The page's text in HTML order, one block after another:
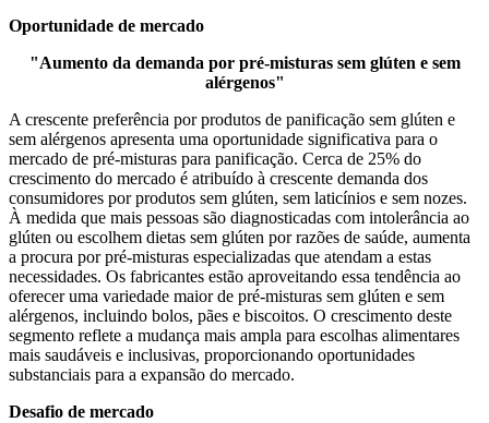
Oportunidade de mercado
"Aumento da demanda por pré-misturas sem glúten e sem
alérgenos"
A crescente preferência por produtos de panificação sem glúten e
sem alérgenos apresenta uma oportunidade significativa para o
mercado de pré-misturas para panificação. Cerca de 25% do
crescimento do mercado é atribuído à crescente demanda dos
consumidores por produtos sem glúten, sem laticínios e sem nozes.
À medida que mais pessoas são diagnosticadas com intolerância ao
glúten ou escolhem dietas sem glúten por razões de saúde, aumenta
a procura por pré-misturas especializadas que atendam a estas
necessidades. Os fabricantes estão aproveitando essa tendência ao
oferecer uma variedade maior de pré-misturas sem glúten e sem
alérgenos, incluindo bolos, pães e biscoitos. O crescimento deste
segmento reflete a mudança mais ampla para escolhas alimentares
mais saudáveis ​​e inclusivas, proporcionando oportunidades
substanciais para a expansão do mercado.
Desafio de mercado